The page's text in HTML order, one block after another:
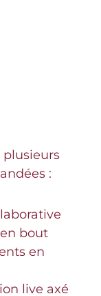
plusieurs
:
bout
en
live axé